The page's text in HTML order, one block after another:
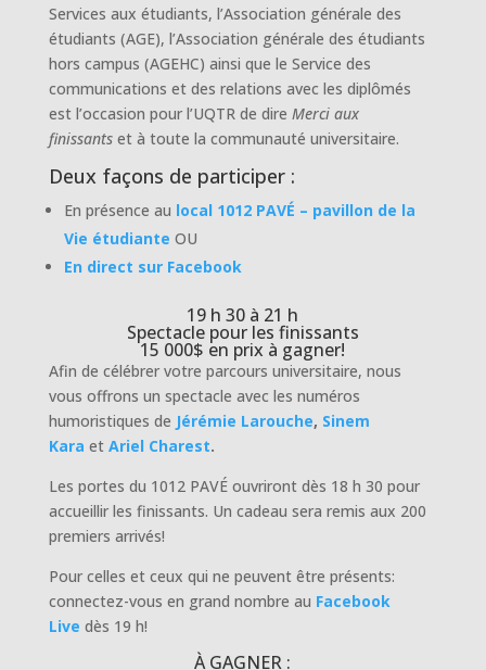
Services aux étudiants, l’Association générale des
étudiants (AGE), l’Association générale des étudiants
hors campus (AGEHC) ainsi que le Service des
communications et des relations avec les diplômés
est l’occasion pour l’UQTR de dire Merci aux
finissantset à toute la communauté universitaire.
Deux façons de participer :
En présence au local 1012 PAVÉ – pavillon de la
Vie étudiante OU
En direct sur Facebook
19 h 30 à 21 h
Spectacle pour les finissants
15 000$ en prix à gagner!
Afin de célébrer votre parcours universitaire, nous
vous offrons un spectacle avec les numéros
humoristiques de Jérémie Larouche, Sinem
Kara et Ariel Charest.
Les portes du 1012 PAVÉ ouvriront dès 18 h 30 pour
accueillir les finissants. Un cadeau sera remis aux 200
premiers arrivés!
Pour celles et ceux qui ne peuvent être présents:
connectez-vous en grand nombre au Facebook
Live dès 19 h!
À GAGNER :